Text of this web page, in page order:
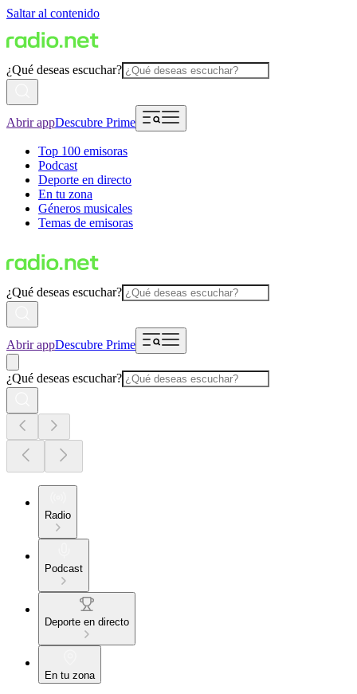
Saltar al contenido
¿Qué deseas escuchar?
Abrir appDescubre Prime
Top 100 emisoras
Podcast
Deporte en directo
En tu zona
Géneros musicales
Temas de emisoras
¿Qué deseas escuchar?
Abrir appDescubre Prime
¿Qué deseas escuchar?
Radio
Podcast
Deporte en directo
En tu zona